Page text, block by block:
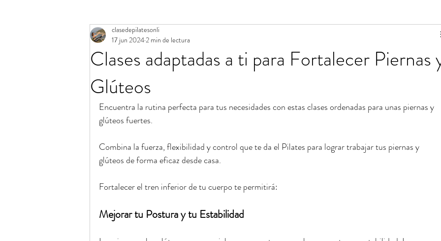
Aro mágico de Pilates
Banda elástica de Pilates Consejos para una vida saludable
Clases adaptadas a ti para Fortalecer Piernas
Glúteos
clasedepilatesonli
17 jun 20242 min de lectura
Encuentra la rutina perfecta para tus necesidades con estas clases ordenadas para unas piernas y
glúteos fuertes.
Combina la fuerza, flexibilidad y control que te da el Pilates para lograr trabajar tus piernas y
glúteos de forma eficaz desde casa.
Fortalecer el tren inferior de tu cuerpo te permitirá:
Mejorar tu Postura y tu Estabilidad